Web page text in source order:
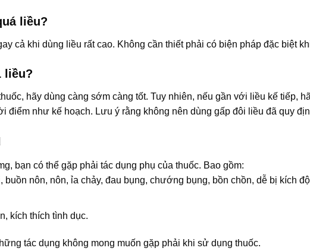
liều?
cả khi dùng liều rất cao. Không cần thiết phải có biện pháp đặc biệt
liều?
hãy dùng càng sớm càng tốt. Tuy nhiên, nếu gần với liều kế tiếp,
điểm như kế hoạch. Lưu ý rằng không nên dùng gấp đôi liều đã quy
bạn có thể gặp phải tác dụng phụ của thuốc. Bao gồm:
buồn nôn, nôn, ỉa chảy, đau bụng, chướng bụng, bồn chồn, dễ bị kích
kích thích tình dục.
tác dụng không mong muốn gặp phải khi sử dụng thuốc.